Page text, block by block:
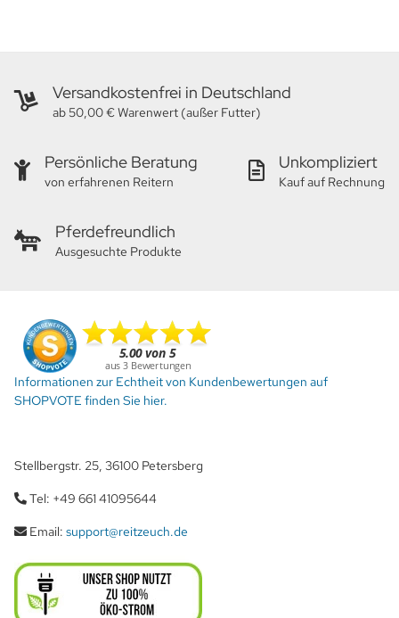
Versandkostenfrei in Deutschland
ab 50,00 € Warenwert (außer Futter)
Persönliche Beratung
von erfahrenen Reitern
Unkompliziert
Kauf auf Rechnung
Pferdefreundlich
Ausgesuchte Produkte
Informationen zur Echtheit von Kundenbewertungen auf
SHOPVOTE finden Sie hier.
Stellbergstr. 25, 36100 Petersberg
Tel: +49 661 41095644
Email: support@reitzeuch.de